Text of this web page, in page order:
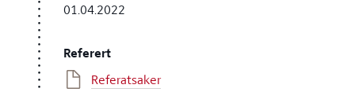
01.04.2022
Referert
Referatsaker